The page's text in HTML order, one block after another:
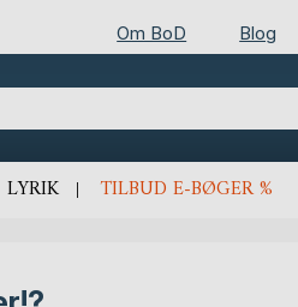
Om BoD Blog
LYRIK TILBUD E-BØGER %